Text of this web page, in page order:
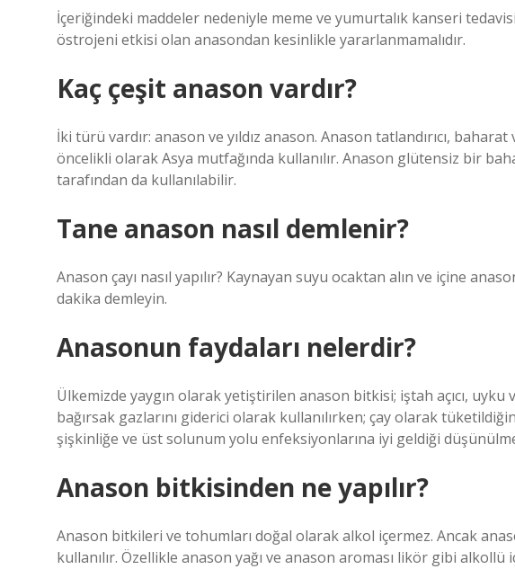
İçeriğindeki maddeler nedeniyle meme ve yumurtalık kanseri
östrojeni etkisi olan anasondan kesinlikle yararlanmamalıdır.
Kaç çeşit anason vardır?
İki türü vardır: anason ve yıldız anason. Anason tatlandırıcı, baharat
öncelikli olarak Asya mutfağında kullanılır. Anason glütensiz bir
tarafından da kullanılabilir.
Tane anason nasıl demlenir?
Anason çayı nasıl yapılır? Kaynayan suyu ocaktan alın ve içine
dakika demleyin.
Anasonun faydaları nelerdir?
Ülkemizde yaygın olarak yetiştirilen anason bitkisi; iştah açıcı, uyku
bağırsak gazlarını giderici olarak kullanılırken; çay olarak
şişkinliğe ve üst solunum yolu enfeksiyonlarına iyi geldiği
Anason bitkisinden ne yapılır?
Anason bitkileri ve tohumları doğal olarak alkol içermez. Ancak
kullanılır. Özellikle anason yağı ve anason aroması likör gibi alkollü